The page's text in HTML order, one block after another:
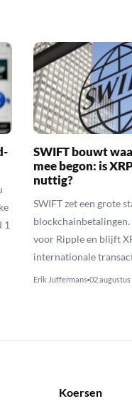
1
SWIFT bouwt
mee begon: is
nuttig?
SWIFT zet een grote
voor Ripple en blijft
internationale
Erik Juffermans 02
Koersen